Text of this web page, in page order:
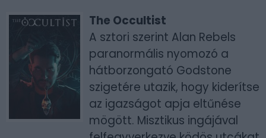
The Occultist
A sztori szerint Alan Rebels
paranormális nyomozó a
hátborzongató Godstone
szigetére utazik, hogy kiderítse
az igazságot apja eltűnése
mögött. Misztikus ingájával